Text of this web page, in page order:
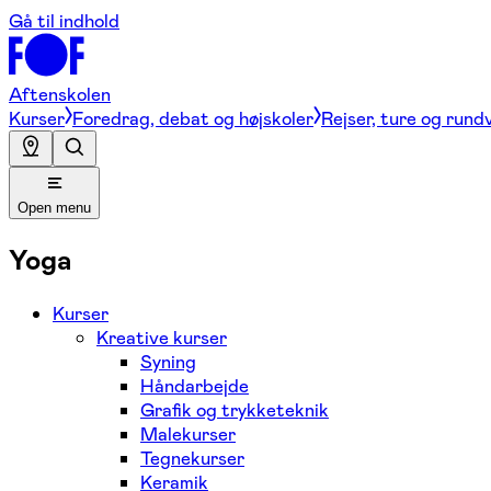
Gå til indhold
Aftenskolen
Kurser Foredrag, debat og højskoler Rejser, ture og
Open menu
Yoga
Kurser
Kreative kurser
Syning
Håndarbejde
Grafik og trykketeknik
Malekurser
Tegnekurser
Keramik